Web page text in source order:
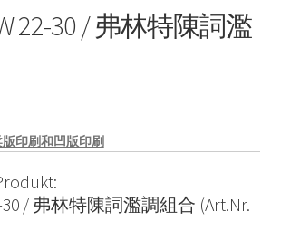
22-30 / 弗林特陳詞濫
印刷和凹版印刷
30 / 弗林特陳詞濫調組合 (Art.Nr.